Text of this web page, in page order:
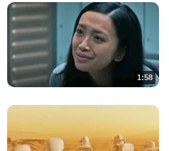
1:58